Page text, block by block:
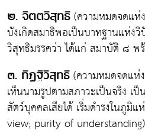
๒. จิตตวิสุทธิ (ความหมดจดแ
บังเกิดสมาธิพอเป็นบาทฐานแห่
วิสุทธิมรรคว่า ได้แก่ สมาบัติ ๘ พ
๓. ทิฏฐิวิสุทธิ (ความหมดจดแห่
เห็นนามรูปตามสภาวะเป็นจริง เป็
สัตว์บุคคลเสียได้ เริ่มดำรงในภู
view; purity of